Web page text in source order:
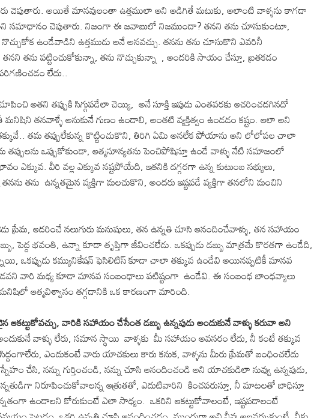
చెపుతారు. అయితే మానవులంతా ఉత్తములా అని అడిగితే మటుకు, అలాంటి వాళ్ళను కాగడా
సమాధానం చెపుతారు. నిజంగా ఈ జవాబులో నిజముందా? తనని తను చూసుకుంటూ,
ఉండేవాడిని ఉత్తముడు అనే అనవచ్చు. తనను తను చూసుకొని ఎవరినీ
పట్టించుకోకున్నా, తను నొచ్చుకున్నా , అందరికి సాయం చేస్తూ, బ్రతకడం
లేదు..
తప్పుకి సిగ్గుపడేలా చెయ్యి, అనే సూక్తి ఇపుడు ఎంతవరకు ఆచరించదగినదో
తనవాళ్ళే అనుకునే గుణం ఉండాలి, అంతటి వ్యక్తిత్వం ఉండడం కష్టం. ఆలా అని
తమ తప్పులేకున్న కొట్టించుకొని, తిరిగి ఏమి అనలేక పోయాను అని లోలోపల చాలా
ఒప్పుకోకుండా, ఆత్మనూన్యతను పెంచిపోషిస్తూ ఉండే వాళ్ళు నేటి సమాజంలో
ఎక్కువ. వీరి వల్ల ఎక్కువ నష్టపోయేది, ఇతనికి దగ్గరగా ఉన్న కుటుంబ సభ్యులు,
తను ఉన్నతమైన వ్యక్తిగా మలచుకొని, అందరు ఇష్టపడే వ్యక్తిగా తనలోని మంచిని
ఆదరించే నలుగురు మనుషులు, తన ఉన్నతి చూసి ఆనందించేవాళ్ళు, తన సహాయం
పెద్ద భవంతి, ఉన్నా కూడా తృప్తిగా జీవించలేడు. ఒకప్పుడు డబ్బు మాత్రమే కొరతగా ఉండేది,
ఒకప్పుడు కమ్యునికేషన్ ఫెసిలిటిస్ కూడా చాలా తక్కువ ఉండేవి అయినప్పటికీ మానవ
వారి మధ్య కూడా మానవ సంబంధాలు పటిష్టంగా ఉండేవి. ఈ సంబంధ బాంధవ్యాలు
మనిషిలో ఆత్మవిశ్వాసం తగ్గడానికి ఒక కారణంగా మారింది.
ఆకట్టుకోవచ్చు, వారికి సహాయం చేసేంత డబ్బు ఉన్నపుడు అందుకునే వాళ్ళు కరువా అని
వాళ్ళు లేరు, సమాన స్థాయి వాళ్ళకు మీ సహాయం అవసరం లేదు, నీ కంటే తక్కువ
ఎందుకంటే వారు యాచకులు కారు కనుక, వాళ్ళను మీరు ప్రేమతో బంధించలేదు
చేసి, నన్ను గుర్తించండి, నన్ను చూసి ఆనందించండి అని యాచకుడిలా నువ్వు ఉన్నపుడు,
నిరూపించుకోవాలన్న ఆత్రుతతో, ఎదుటివారిని కించపరుస్తూ, నీ మాటలతో బాధిస్తూ
ఉండాలని కోరుకుంటే ఎలా సాధ్యం. ఒకరిని ఆకట్టుకోవాలంటే, ఇష్టపడాలంటే